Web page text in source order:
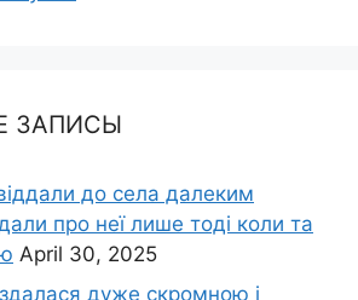
ЗАПИСЫ
до села далеким
про неї лише тоді коли та
April 30, 2025
дуже скромною і